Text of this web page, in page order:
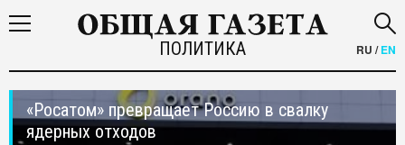
ПОЛИТИКА RU /EN
«Росатом» превращает Россию в свалку
ядерных отходов